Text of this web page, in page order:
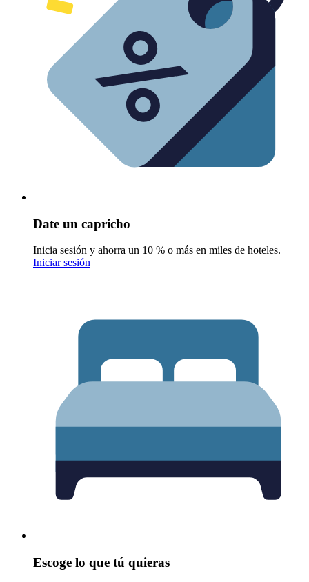
Date un capricho
Inicia sesión y ahorra un 10 % o más en miles de hoteles.
Iniciar sesión
Escoge lo que tú quieras